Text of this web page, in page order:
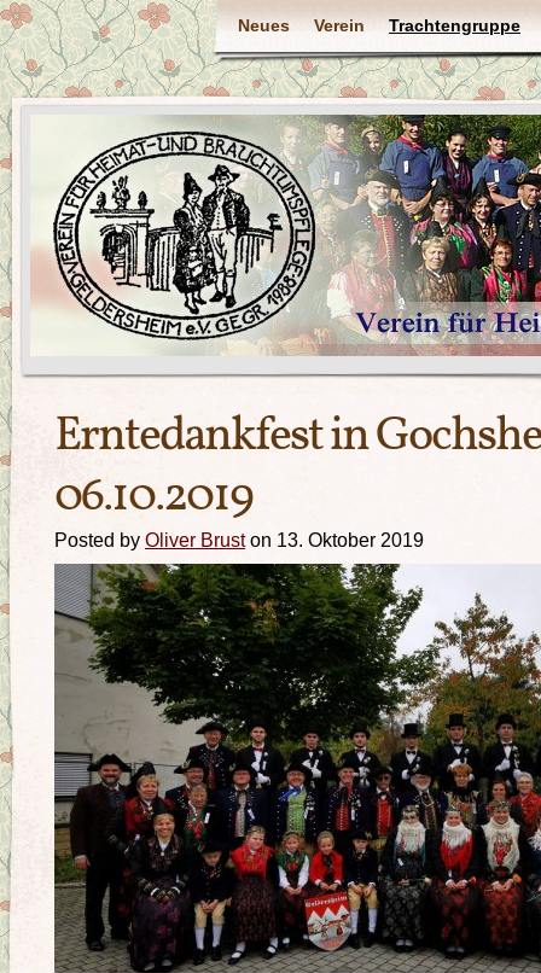
Neues Verein Trachtengruppe
Erntedankfest in
06.10.2019
Posted by Oliver Bruston 13. Oktober 2019